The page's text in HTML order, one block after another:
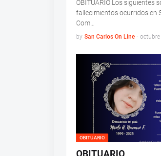
OBITUARIO Los siguientes
fallecimientos ocurridos en
Com…
by San Carlos On Line - octubre
OBITUARIO